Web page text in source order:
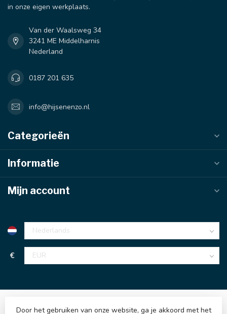
in onze eigen werkplaats.
Van der Waalsweg 34
3241 ME Middelharnis
Nederland
0187 201 635
info@hijsenenzo.nl
Categorieën
Informatie
Mijn account
€
Door het gebruiken van onze website, ga je akkoord met het